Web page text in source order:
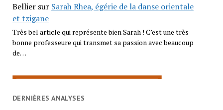
Belliersur Sarah Rhea, égérie de la danse orientale
et tzigane
Très bel article qui représente bien Sarah ! C’est une très
bonne professeure qui transmet sa passion avec beaucoup
de…
DERNIÈRES ANALYSES